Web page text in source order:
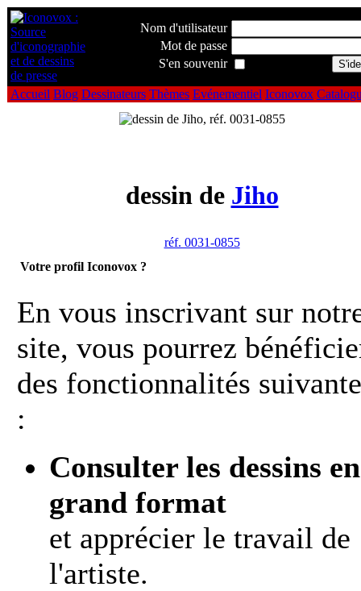
Nom d'utilisateur
Mot de passe
S'en souvenir
Accueil Blog Dessinateurs Thèmes Evénementiel Iconovox
dessin de Jiho
réf. 0031-0855
Votre profil Iconovox ?
En vous inscrivant sur
site, vous pourrez
des fonctionnalités
:
Consulter les dessins en
grand format
et apprécier le travail de
l'artiste.